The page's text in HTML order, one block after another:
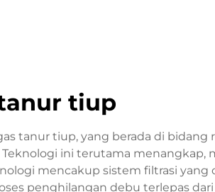
tiup
tanur tiup, yang berada di bidang
ini terutama menangkap,
mencakup sistem filtrasi yang
penghilangan debu terlepas